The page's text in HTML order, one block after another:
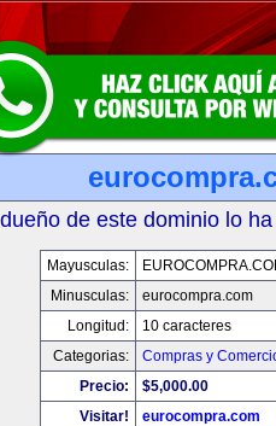
de este dominio lo
Mayusculas:
Minusculas:
eurocompra.com
Longitud:
10 caracteres
Categorias:
Compras y
Precio:
$5,000.00
Visitar!
eurocompra.com